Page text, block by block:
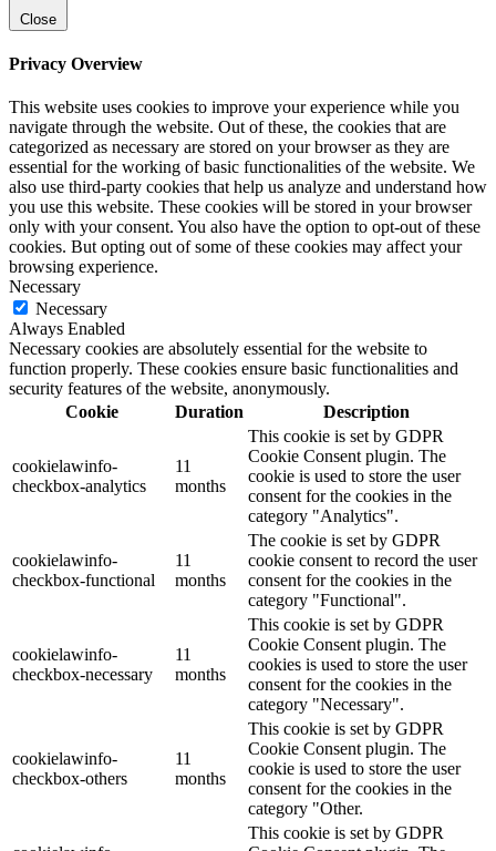
Close
Privacy Overview
This website uses cookies to improve your experience while you
navigate through the website. Out of these, the cookies that are
categorized as necessary are stored on your browser as they are
essential for the working of basic functionalities of the website. We
also use third-party cookies that help us analyze and understand how
you use this website. These cookies will be stored in your browser
only with your consent. You also have the option to opt-out of these
cookies. But opting out of some of these cookies may affect your
browsing experience.
Necessary
Necessary
Always Enabled
Necessary cookies are absolutely essential for the website to
function properly. These cookies ensure basic functionalities and
security features of the website, anonymously.
Cookie
Duration Description
cookielawinfo-
checkbox-analytics
11
months
This cookie is set by GDPR
Cookie Consent plugin. The
cookie is used to store the user
consent for the cookies in the
category "Analytics".
cookielawinfo-
checkbox-functional
11
months
The cookie is set by GDPR
cookie consent to record the user
consent for the cookies in the
category "Functional".
cookielawinfo-
checkbox-necessary
11
months
This cookie is set by GDPR
Cookie Consent plugin. The
cookies is used to store the user
consent for the cookies in the
category "Necessary".
cookielawinfo-
checkbox-others
11
months
This cookie is set by GDPR
Cookie Consent plugin. The
cookie is used to store the user
consent for the cookies in the
category "Other.
This cookie is set by GDPR